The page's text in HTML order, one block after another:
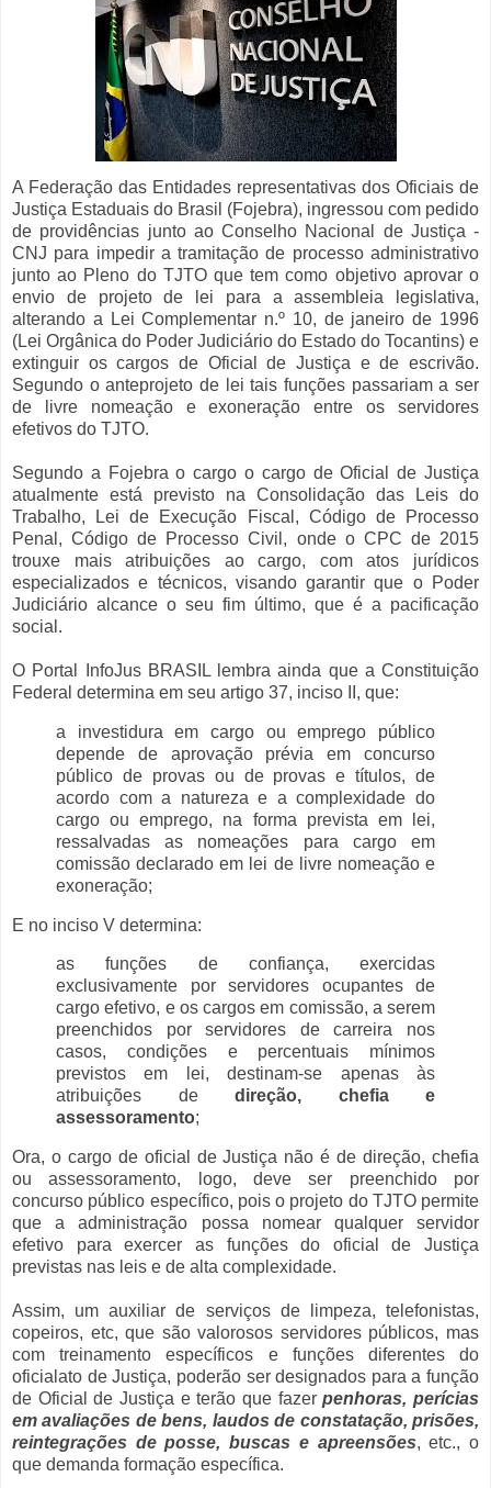
A Federação das Entidades representativas dos Oficiais de
Justiça Estaduais do Brasil (Fojebra), ingressou com pedido
de providências junto ao Conselho Nacional de Justiça -
CNJ para impedir a tramitação de processo administrativo
junto ao Pleno do TJTO que tem como objetivo aprovar o
envio de projeto de lei para a assembleia legislativa,
alterando a Lei Complementar n.º 10, de janeiro de 1996
(Lei Orgânica do Poder Judiciário do Estado do Tocantins) e
extinguir os cargos de Oficial de Justiça e de escrivão.
Segundo o anteprojeto de lei tais funções passariam a ser
de livre nomeação e exoneração entre os servidores
efetivos do TJTO.
Segundo a Fojebra o cargo o cargo de Oficial de Justiça
atualmente está previsto na Consolidação das Leis do
Trabalho, Lei de Execução Fiscal, Código de Processo
Penal, Código de Processo Civil, onde o CPC de 2015
trouxe mais atribuições ao cargo, com atos jurídicos
especializados e técnicos, visando garantir que o Poder
Judiciário alcance o seu fim último, que é a pacificação
social.
O Portal InfoJus BRASIL lembra ainda que a Constituição
Federal determina em seu artigo 37, inciso II, que:
a investidura em cargo ou emprego público
depende de aprovação prévia em concurso
público de provas ou de provas e títulos, de
acordo com a natureza e a complexidade do
cargo ou emprego, na forma prevista em lei,
ressalvadas as nomeações para cargo em
comissão declarado em lei de livre nomeação e
exoneração;
E no inciso V determina:
as funções de confiança, exercidas
exclusivamente por servidores ocupantes de
cargo efetivo, e os cargos em comissão, a serem
preenchidos por servidores de carreira nos
casos, condições e percentuais mínimos
previstos em lei, destinam-se apenas às
atribuições de direção, chefia e
assessoramento;
Ora, o cargo de oficial de Justiça não é de direção, chefia
ou assessoramento, logo, deve ser preenchido por
concurso público específico, pois o projeto do TJTO permite
que a administração possa nomear qualquer servidor
efetivo para exercer as funções do oficial de Justiça
previstas nas leis e de alta complexidade.
Assim, um auxiliar de serviços de limpeza, telefonistas,
copeiros, etc, que são valorosos servidores públicos, mas
com treinamento específicos e funções diferentes do
oficialato de Justiça, poderão ser designados para a função
de Oficial de Justiça e terão que fazerpenhoras, perícias
em avaliações de bens, laudos de constatação, prisões,
reintegrações de posse, buscas e apreensões, etc., o
que demanda formação específica.